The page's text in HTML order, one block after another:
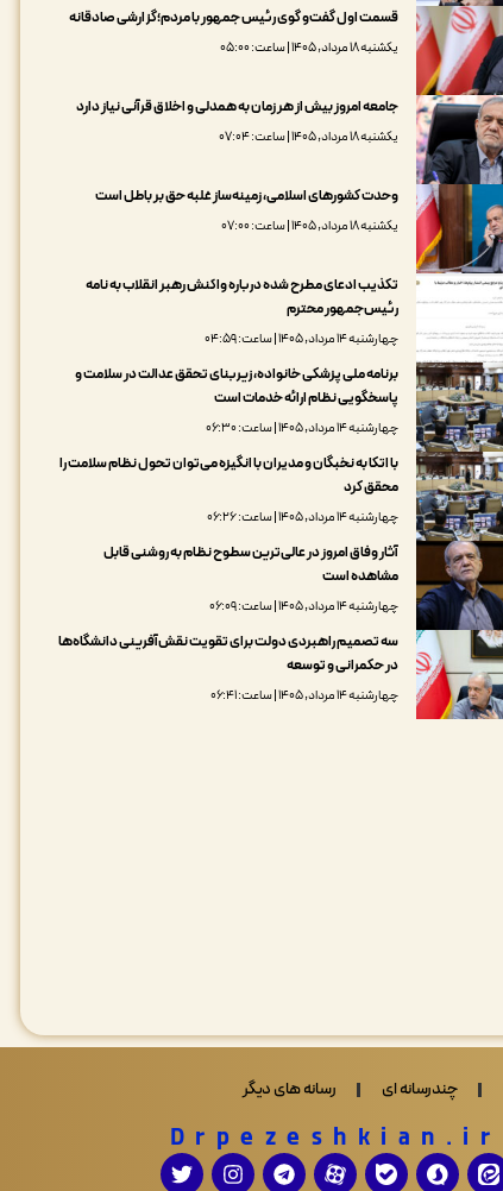
قسمت اول گفت‌و گوی رئیس جمهور با مردم؛گزارشی صادقانه
یکشنبه ۱۸ مرداد, ۱۴۰۵ | ساعت: ۰۵:۰۰
جامعه امروز بیش از هر زمان به همدلی و اخلاق قرآنی نیاز دارد
یکشنبه ۱۸ مرداد, ۱۴۰۵ | ساعت: ۰۷:۰۴
وحدت کشورهای اسلامی، زمینه‌ساز غلبه حق بر باطل است
یکشنبه ۱۸ مرداد, ۱۴۰۵ | ساعت: ۰۷:۰۰
تکذیب ادعای مطرح شده درباره واکنش رهبر انقلاب به نامه
رئیس‌جمهور محترم
چهارشنبه ۱۴ مرداد, ۱۴۰۵ | ساعت: ۰۴:۵۹
برنامه ملی پزشکی خانواده، زیربنای تحقق عدالت در سلامت و
پاسخگویی نظام ارائه خدمات است
چهارشنبه ۱۴ مرداد, ۱۴۰۵ | ساعت: ۰۶:۳۰
با اتکا به نخبگان و مدیران با انگیزه می‌توان تحول نظام سلامت را
محقق کرد
چهارشنبه ۱۴ مرداد, ۱۴۰۵ | ساعت: ۰۶:۲۶
آثار وفاق امروز در عالی‌ترین سطوح نظام به روشنی قابل
مشاهده است
چهارشنبه ۱۴ مرداد, ۱۴۰۵ | ساعت: ۰۶:۰۹
سه تصمیم راهبردی دولت برای تقویت نقش‌آفرینی دانشگاه‌ها
در حکمرانی و توسعه
چهارشنبه ۱۴ مرداد, ۱۴۰۵ | ساعت: ۰۶:۴۱
چندرسانه ای رسانه های دیگر
Drpezeshkian.ir